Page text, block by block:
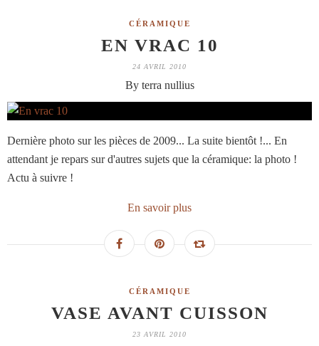
CÉRAMIQUE
EN VRAC 10
24 AVRIL 2010
By terra nullius
Dernière photo sur les pièces de 2009... La suite bientôt !... En
attendant je repars sur d'autres sujets que la céramique: la photo !
Actu à suivre !
En savoir plus
CÉRAMIQUE
VASE AVANT CUISSON
23 AVRIL 2010